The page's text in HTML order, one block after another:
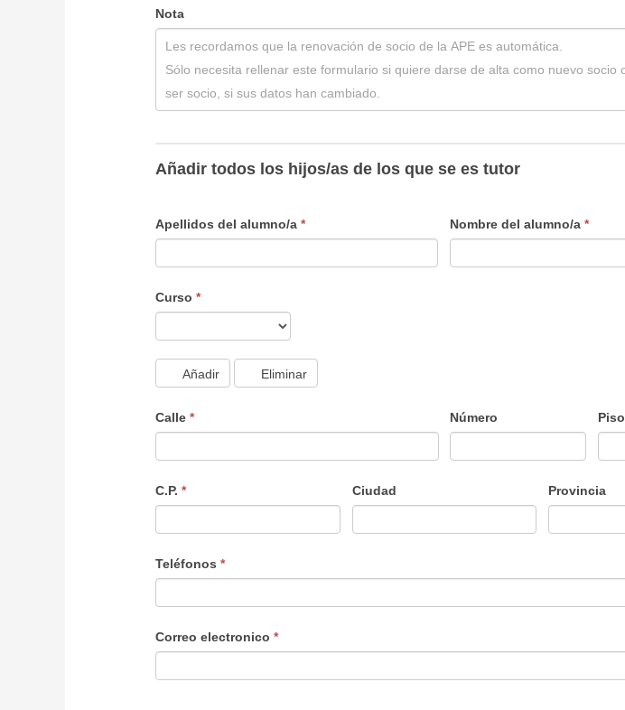
Nota
Añadir todos los hijos/as de los que se es tutor
Apellidos del alumno/a* Nombre del alumno/a*
Curso*
Añadir Eliminar
Calle* Número Piso
C.P.* Ciudad Provincia
Teléfonos*
Correo electronico*